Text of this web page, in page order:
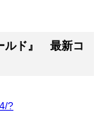
ルド』 最新コ
?